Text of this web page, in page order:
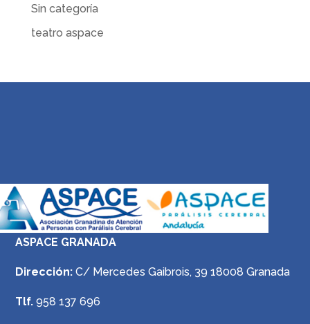
Sin categoría
teatro aspace
ASPACE GRANADA
Dirección: C/ Mercedes Gaibrois, 39 18008 Granada
Tlf. 958 137 696